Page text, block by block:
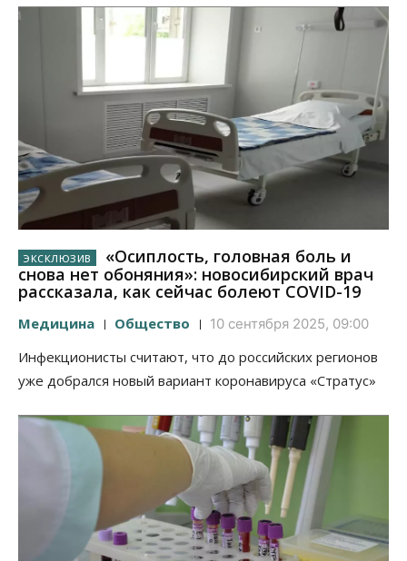
«Осиплость, головная боль и
снова нет обоняния»: новосибирский врач
рассказала, как сейчас болеют COVID-19
Медицина Общество 10 сентября 2025, 09:00
Инфекционисты считают, что до российских регионов
уже добрался новый вариант коронавируса «Стратус»